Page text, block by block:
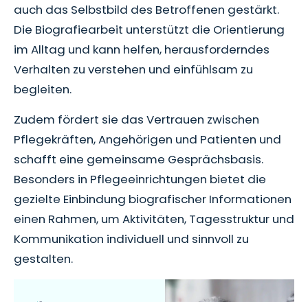
auch das Selbstbild des Betroffenen gestärkt.
Die Biografiearbeit unterstützt die Orientierung
im Alltag und kann helfen, herausforderndes
Verhalten zu verstehen und einfühlsam zu
begleiten.
Zudem fördert sie das Vertrauen zwischen
Pflegekräften, Angehörigen und Patienten und
schafft eine gemeinsame Gesprächsbasis.
Besonders in Pflegeeinrichtungen bietet die
gezielte Einbindung biografischer Informationen
einen Rahmen, um Aktivitäten, Tagesstruktur und
Kommunikation individuell und sinnvoll zu
gestalten.